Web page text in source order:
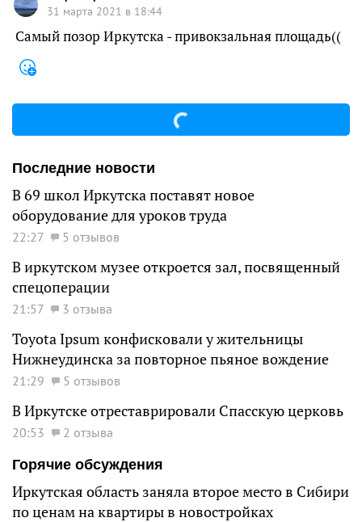
31 марта 2021 в 18:44
Самый позор Иркутска - привокзальная площадь((
Последние новости
В 69 школ Иркутска поставят новое
оборудование для уроков труда
22:27 5 отзывов
В иркутском музее откроется зал, посвященный
спецоперации
21:57 3 отзыва
Toyota Ipsum конфисковали у жительницы
Нижнеудинска за повторное пьяное вождение
21:29 5 отзывов
В Иркутске отреставрировали Спасскую церковь
20:53
2 отзыва
Горячие обсуждения
Иркутская область заняла второе место в Сибири
по ценам на квартиры в новостройках